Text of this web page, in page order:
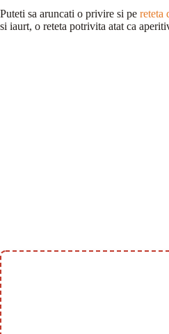
Puteti sa aruncati o privire si pe reteta
si iaurt, o reteta potrivita atat ca